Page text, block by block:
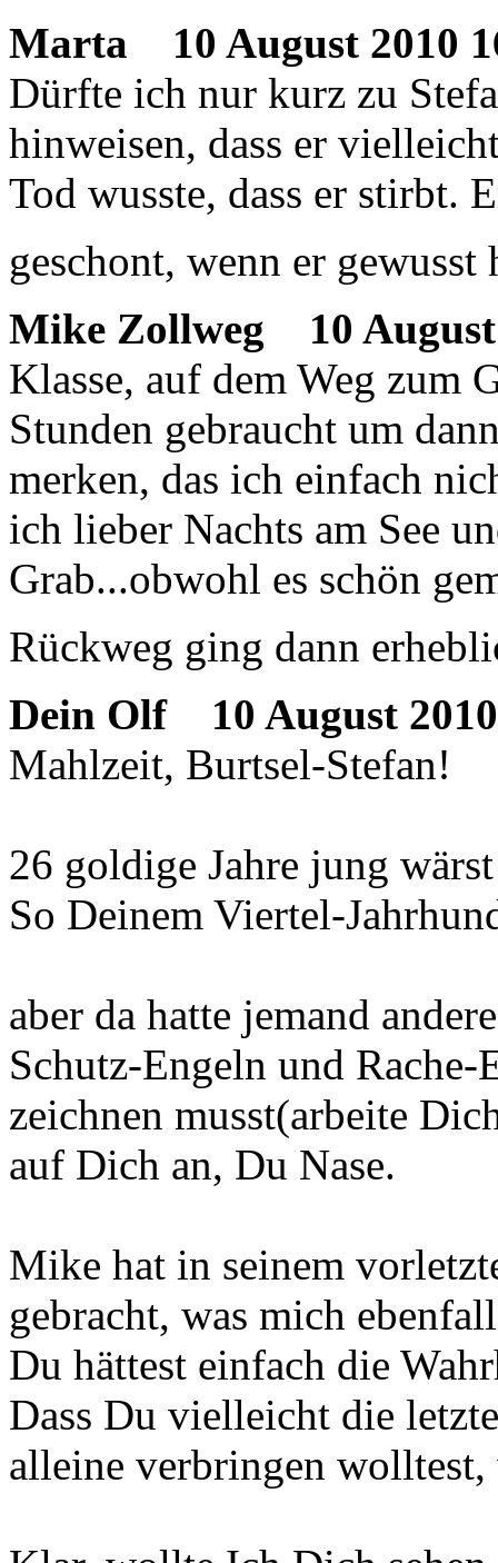
Marta
10 August 2010
Dürfte ich nur kurz zu
hinweisen, dass er
Tod wusste, dass er stirbt.
geschont, wenn er
Mike Zollweg
10
Klasse, auf dem Weg zum
Stunden gebraucht um
merken, das ich einfach
ich lieber Nachts am See
Grab...obwohl es schön
Rückweg ging dann
Dein Olf
10 August
Mahlzeit, Burtsel-Stefan!
26 goldige Jahre jung
So Deinem Viertel-
aber da hatte jemand
Schutz-Engeln und Rache-
zeichnen musst(arbeite
auf Dich an, Du Nase.
Mike hat in seinem
gebracht, was mich
Du hättest einfach die
Dass Du vielleicht die
alleine verbringen